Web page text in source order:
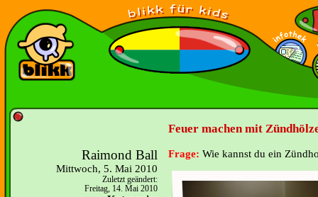
Feuer machen mit
Raimond Ball
Mittwoch, 5. Mai 2010
Zuletzt geändert:
Freitag, 14. Mai 2010
Frage: Wie kannst du ein